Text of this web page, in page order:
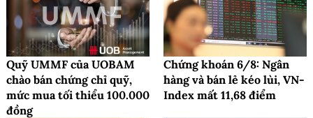
Quỹ UMMF của UOBAM
chào bán chứng chỉ quỹ,
mức mua tối thiểu 100.000
đồng
Chứng khoán 6/8: Ngân
hàng và bán lẻ kéo lùi, VN-
Index mất 11,68 điểm